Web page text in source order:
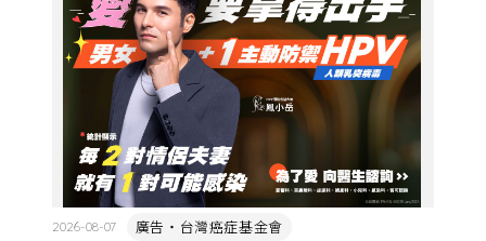
廣告・台灣癌症基金會
2026-08-07